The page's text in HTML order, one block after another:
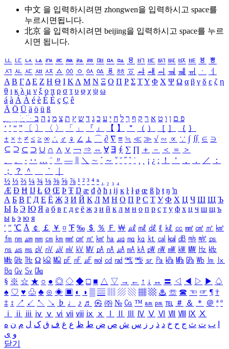
中文 을 입력하시려면 zhongwen을 입력하시고 space를
누르시면됩니다.
北京 을 입력하시려면 beijing을 입력하시고 space를 누르
시면 됩니다.
ㅥ ㅦ ㅧ ㅨ ㅩ ㅪ ㅫ ㅬ ㅭ ㅮ ㅯ ㅰ ㅱ ㅲ ㅳ ㅴ ㅵ ㅶ ㅷ ㅸ
ㅹ
ㅺ ㅻ ㅼ ㅽ ㅾ ㅿ ㆀ ㆁ ㆂ ㆃ ㆄ ㆅ ㆆ ㆇ ㆈ ㆉ ㆊ ㆋ ㆌ ㆍ
ㆎ
Α Β ΓΔ Ε Ζ Η Θ Ι ΚΛ Μ Ν Ξ Ο Π Ρ Σ ΤΥ Φ Χ Ψ Ω α β γ δ ε ζ η
θ ι κ λ μ ν ξ ο π ρ σ τ υ φ χ ψ ω
á à Á À é è É È ç Ç ê
Ä Ö Ü ä ö ü ß
ִֶֹ ֻּ ׁׂ פ ם ן ו ט א ר ק ף ך ל ח י ע כ ג ד ש ץ ת צ מ נ ה ב
‘ ’ “ ” 〔 〕 〈 〉 「 」 『 』 【 】 ＂ （ ） ［ ］ ｛ ｝
± × ÷ ≠ ≤ ≥ ∞ ∴ ♂ ♀ ∠ ⊥ ⌒ ∂ ∇ ≡ ≒ ≪ ≫ √ ∽ ∝ ∵ ∫ ∬ ∈ ∋
⊆ ⊇ ⊂ ⊃ ∪ ∩ ∧ ∨ ￢ ⇒ ⇔ ∀ ∃ ∮ ∑ ∏ ＋ － ＜ ＝
＞
、
。 · ‥ … ¨ 〃 ― ＼ ∼ ´ ～ ˇ ˘ ˝ ˚ ˙ ¸ ¡ ¿ ː ！ ＇ ， ． ／
：
；
？ ＾ ｀
½ ⅓ ⅔ ¼ ¾ ⅛ ⅜ ⅝ ⅞ ¹ ² ³ ⁴ ⁿ ₁ ₂ ₃ ₄
Æ Ð Ħ Ĳ Ł Ø Œ Þ Ŧ Ŋ æ đ ð ħ ı ĳ ĸ ŀ ł ø œ ß þ ŧ ŋ ŉ
А Б В Г Д Е Ё Ж З И Й К Л М Н О П Р С Т У Ф Х Ц Ч Ш Щ Ъ
Ы Ь Э Ю Я а б в г д е ё ж з и й к л м н о п р с т у ф х ц ч ш щ ъ
ы ь э ю я
′ ″ ℃ Å ￠ ￡ ￥ ¤ ℉ ‰ ＄ ％ Ｆ ￦ ㎕ ㎖ ㎗ ℓ ㎘ ㏄ ㎣ ㎤ ㎥ ㎦
㎙ ㎚ ㎛ ㎜ ㎝ ㎞ ㎟ ㎠ ㎡ ㎢ ㏊ ㎍ ㎎ ㎏ ㏏ ㎈ ㎉ ㏈ ㎧ ㎨ ㎰
㎱ ㎲ ㎳ ㎴ ㎵ ㎶ ㎷ ㎸ ㎹ ㎀ ㎁ ㎂ ㎃ ㎄ ㎺ ㎻ ㎽ ㎾ ㎿ ㎐ ㎑
㎒ ㎓ ㎔ Ω ㏀ ㏁ ㎊ ㎋ ㎌ ㏖ ㏅ ㎭ ㎮ ㎯ ㏛ ㎩ ㎪ ㎫ ㎬ ㏝ ㏐
㏓
㏃ ㏉ ㏜ ㏆
§ ※ ☆ ★ ○ ● ◎ ◇ ◆ □ ■ △ ▽ → ← ↑ ↓ ↔ 〓 ◁ ◀ ▷ ▶ ♤
♠ ♡ ♥ ♧ ♣ ⊙ ◈ ▣ ◐ ◑ ▒ ▤ ▨ ▧ ▦ ▩ ♨ ☏ ☎ ☜ ☞ ¶ †
‡ ↕ ↗ ↙ ↖ ↘ ♭ ♩ ♪ ♬ ㉿ ㈜ № ㏇ ™ ㏂ ㏘ ℡ ＃ ＆ ＊ ＠ ª º
ⅰ
ⅱ ⅲ ⅳ ⅴ ⅵ ⅶ ⅷ ⅸ ⅹ Ⅳ Ⅴ Ⅵ Ⅶ Ⅷ Ⅸ Ⅹ
ب ت ث ج ح خ د ذ ر ز س ش ص ض ط ظ ع غ ف ق ک ل م ن ه
و ی
닫기